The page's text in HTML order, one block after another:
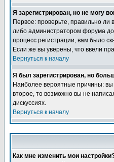
Я зарегистрирован, но не могу
Первое: проверьте, правильно
либо администратором форума до
процесс регистрации, вам было
Если же вы уверены, что ввели
Вернуться к началу
Я был зарегистрирован, но
Наиболее вероятные причины: вы
второе, то возможно вы не
дискуссиях.
Вернуться к началу
Как мне изменить мои